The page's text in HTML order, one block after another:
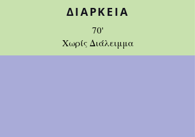
ΔΙΑΡΚΕΙΑ
70'
Χωρίς Διάλειμμα